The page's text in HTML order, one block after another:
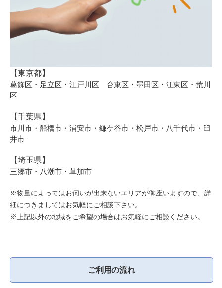
【東京都】
葛飾区・足立区・江戸川区 台東区・墨田区・江東区・荒川
区
【千葉県】
市川市・船橋市・浦安市・鎌ケ谷市・松戸市・八千代市・臼
井市
【埼玉県】
三郷市・八潮市・草加市
※物量によってはお伺いが出来ないエリアが御座いますので、詳
細につきましてはお気軽にご相談下さい。
※上記以外の地域をご希望の場合はお気軽にご相談ください。
ご利用の流れ